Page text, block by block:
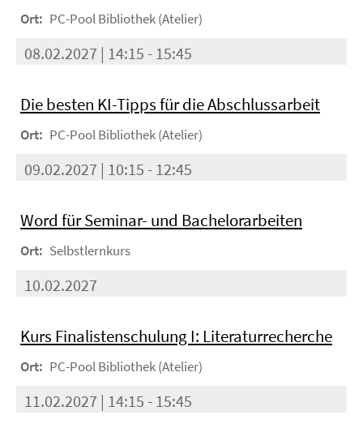
Ort: PC-Pool Bibliothek (Atelier)
08.02.2027 | 14:15 - 15:45
Die besten KI-Tipps für die Abschlussarbeit
Ort: PC-Pool Bibliothek (Atelier)
09.02.2027 | 10:15 - 12:45
Word für Seminar- und Bachelorarbeiten
Ort: Selbstlernkurs
10.02.2027
Kurs Finalistenschulung I: Literaturrecherche
Ort: PC-Pool Bibliothek (Atelier)
11.02.2027 | 14:15 - 15:45